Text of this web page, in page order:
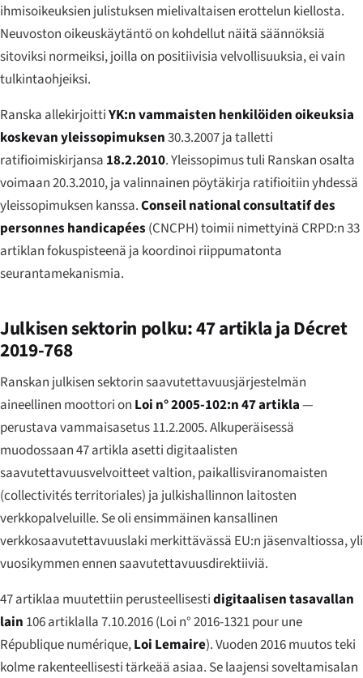
ihmisoikeuksien julistuksen mielivaltaisen erottelun kiellosta.
Neuvoston oikeuskäytäntö on kohdellut näitä säännöksiä
sitoviksi normeiksi, joilla on positiivisia velvollisuuksia, ei vain
tulkintaohjeiksi.
Ranska allekirjoittiYK:n vammaisten henkilöiden oikeuksia
koskevan yleissopimuksen30.3.2007 ja talletti
ratifioimiskirjansa 18.2.2010. Yleissopimus tuli Ranskan osalta
voimaan 20.3.2010, ja valinnainen pöytäkirja ratifioitiin yhdessä
yleissopimuksen kanssa.Conseil national consultatif des
personnes handicapées (CNCPH) toimii nimettyinä CRPD:n 33
artiklan fokuspisteenä ja koordinoi riippumatonta
seurantamekanismia.
Julkisen sektorin polku: 47 artikla ja Décret
2019-768
Ranskan julkisen sektorin saavutettavuusjärjestelmän
aineellinen moottori on Loi n° 2005-102:n 47 artikla—
perustava vammaisasetus 11.2.2005. Alkuperäisessä
muodossaan 47 artikla asetti digitaalisten
saavutettavuusvelvoitteet valtion, paikallisviranomaisten
(collectivités territoriales) ja julkishallinnon laitosten
verkkopalveluille. Se oli ensimmäinen kansallinen
verkkosaavutettavuuslaki merkittävässä EU:n jäsenvaltiossa, yli
vuosikymmen ennen saavutettavuusdirektiiviä.
47 artiklaa muutettiin perusteellisestidigitaalisen tasavallan
lain 106 artiklalla 7.10.2016 (Loi n° 2016-1321 pour une
République numérique,Loi Lemaire). Vuoden 2016 muutos teki
kolme rakenteellisesti tärkeää asiaa. Se laajensi soveltamisalan